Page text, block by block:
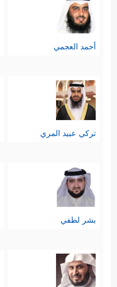
أحمد العجمي
تركي عبيد المري
بشر لطفي